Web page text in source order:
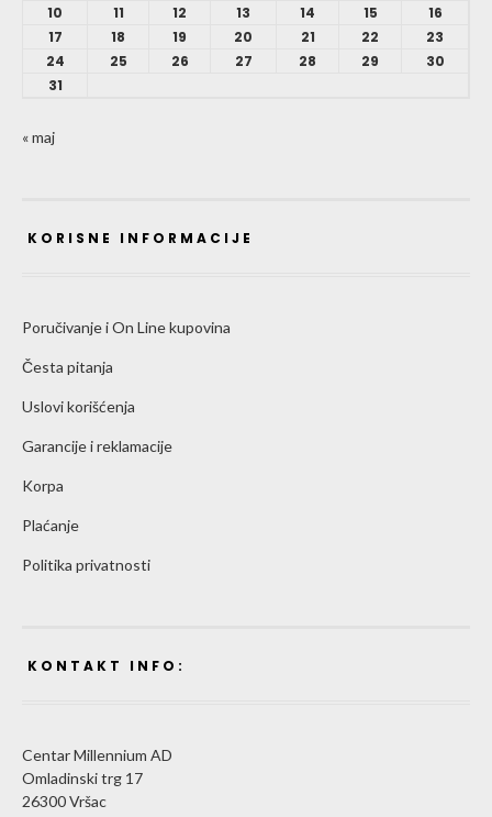
10
11 12 13 14 15
16
17
18 19 20 21 22
23
24
25 26 27 28 29
30
31
« maj
KORISNE INFORMACIJE
Poručivanje i On Line kupovina
Česta pitanja
Uslovi korišćenja
Garancije i reklamacije
Korpa
Plaćanje
Politika privatnosti
KONTAKT INFO:
Centar Millennium AD
Omladinski trg 17
26300 Vršac